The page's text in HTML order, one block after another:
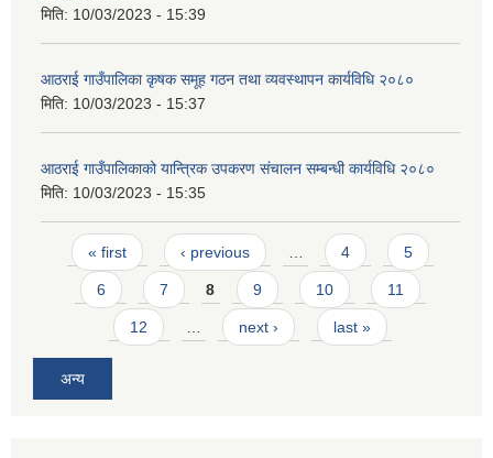
मिति: 10/03/2023 - 15:39
आठराई गाउँपालिका कृषक समूह गठन तथा व्यवस्थापन कार्यविधि २०८०
मिति: 10/03/2023 - 15:37
आठराई गाउँपालिकाको यान्त्रिक उपकरण संचालन सम्बन्धी कार्यविधि २०८०
मिति: 10/03/2023 - 15:35
Pages
« first ‹ previous … 4 5
6 7 8 9 10 11
12 … next › last »
अन्य